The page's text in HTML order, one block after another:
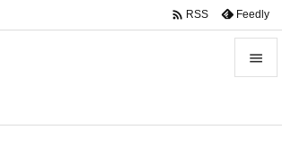

 RSS Feedly